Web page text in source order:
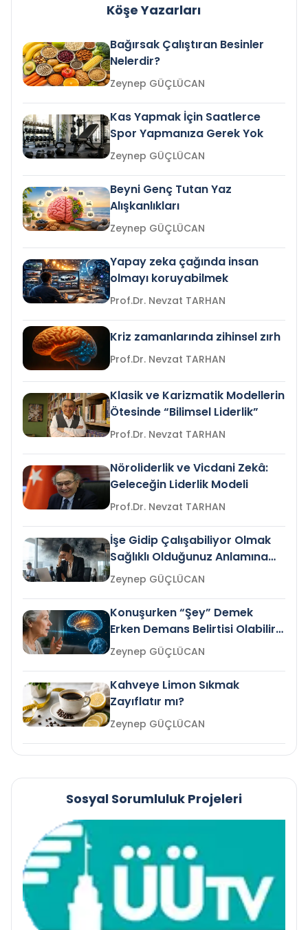
Köşe Yazarları
Bağırsak Çalıştıran Besinler
Nelerdir?
Zeynep GÜÇLÜCAN
Kas Yapmak İçin Saatlerce
Spor Yapmanıza Gerek Yok
Zeynep GÜÇLÜCAN
Beyni Genç Tutan Yaz
Alışkanlıkları
Zeynep GÜÇLÜCAN
Yapay zeka çağında insan
olmayı koruyabilmek
Prof.Dr. Nevzat TARHAN
Kriz zamanlarında zihinsel zırh
Prof.Dr. Nevzat TARHAN
Klasik ve Karizmatik Modellerin
Ötesinde “Bilimsel Liderlik”
Prof.Dr. Nevzat TARHAN
Nöroliderlik ve Vicdani Zekâ:
Geleceğin Liderlik Modeli
Prof.Dr. Nevzat TARHAN
İşe Gidip Çalışabiliyor Olmak
Sağlıklı Olduğunuz Anlamına
Gelir mi?Zeynep GÜÇLÜCAN
Konuşurken “Şey” Demek
Erken Demans Belirtisi Olabilir
mi?
Zeynep GÜÇLÜCAN
Kahveye Limon Sıkmak
Zayıflatır mı?
Zeynep GÜÇLÜCAN
Sosyal Sorumluluk Projeleri